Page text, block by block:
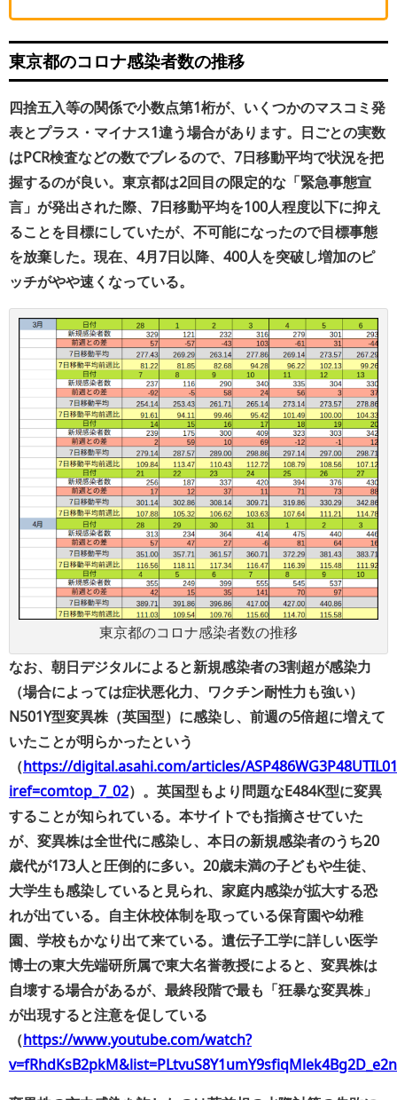
東京都のコロナ感染者数の推移
四捨五入等の関係で小数点第1桁が、いくつかのマスコミ発
表とプラス・マイナス1違う場合があります。日ごとの実数
はPCR検査などの数でブレるので、7日移動平均で状況を把
握するのが良い。東京都は2回目の限定的な「緊急事態宣
言」が発出された際、7日移動平均を100人程度以下に抑え
ることを目標にしていたが、不可能になったので目標事態
を放棄した。現在、4月7日以降、400人を突破し増加のピ
ッチがやや速くなっている。
東京都のコロナ感染者数の推移
なお、朝日デジタルによると新規感染者の3割超が感染力
（場合によっては症状悪化力、ワクチン耐性力も強い）
N501Y型変異株（英国型）に感染し、前週の5倍超に増えて
いたことが明らかったという
（https://digital.asahi.com/articles/
iref=comtop_7_02）。英国型もより問題なE484K型に変異
することが知られている。 本サイトでも指摘させていた
が、変異株は全世代に感染し、本日の新規感染者のうち20
歳代が173人と圧倒的に多い。20歳未満の子どもや生徒、
大学生も感染していると見られ、家庭内感染が拡大する恐
れが出ている。自主休校体制を取っている保育園や幼稚
園、学校もかなり出て来ている。遺伝子工学に詳しい医学
博士の東大先端研所属で東大名誉教授によると、変異株は
自壊する場合があるが、最終段階で最も「狂暴な変異株」
が出現すると注意を促している
（https://www.youtube.com/watch?